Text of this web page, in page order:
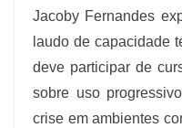
Jacoby Fernandes
laudo de capacidade
deve participar de
sobre uso
crise em ambientes